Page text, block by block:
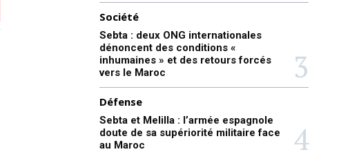
Société
Sebta : deux ONG internationales
dénoncent des conditions «
inhumaines » et des retours forcés
vers le Maroc
Défense
Sebta et Melilla : l’armée espagnole
doute de sa supériorité militaire face
au Maroc